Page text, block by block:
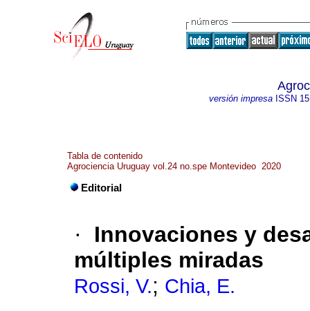
versión impresaISSN
Tabla de contenido
Agrociencia Uruguay vol.24 no.spe Montevideo 2020
Editorial
·
Innovaciones y
múltiples miradas
Rossi, V.; Chia, E.